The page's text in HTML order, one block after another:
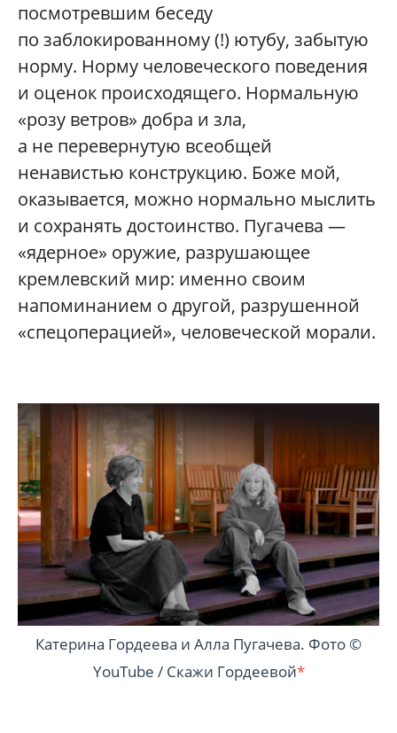
посмотревшим беседу
по заблокированному (!) ютубу, забытую
норму. Норму человеческого поведения
и оценок происходящего. Нормальную
«розу ветров» добра и зла,
а не перевернутую всеобщей
ненавистью конструкцию. Боже мой,
оказывается, можно нормально мыслить
и сохранять достоинство. Пугачева —
«ядерное» оружие, разрушающее
кремлевский мир: именно своим
напоминанием о другой, разрушенной
«спецоперацией», человеческой морали.
Катерина Гордеева и Алла Пугачева. Фото ©
YouTube / Скажи Гордеевой*